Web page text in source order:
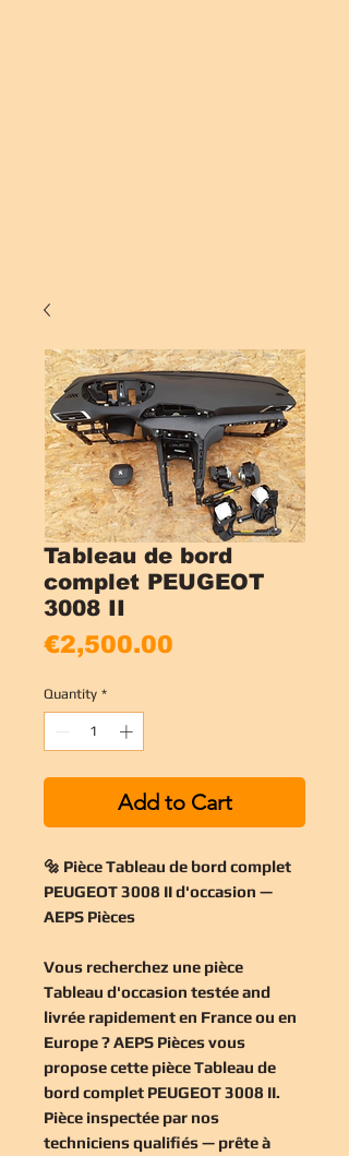
Tableau de bord
complet PEUGEOT
3008 II
€2,500.00
Quantity *
Add to Cart
🔩 Pièce Tableau de bord complet
PEUGEOT 3008 II d'occasion —
AEPS Pièces
Vous recherchez une pièce
Tableau d'occasion testée and
livrée rapidement en France ou en
Europe ? AEPS Pièces vous
propose cette pièce Tableau de
bord complet PEUGEOT 3008 II.
Pièce inspectée par nos
techniciens qualifiés — prête à